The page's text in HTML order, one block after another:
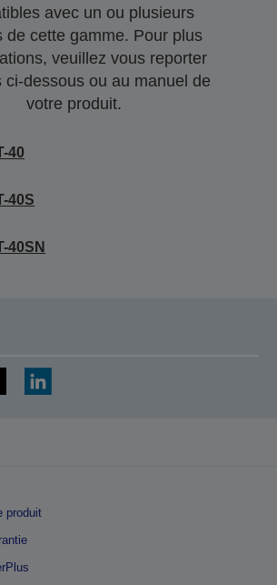
avec un ou plusieurs
de cette gamme. Pour plus
veuillez vous reporter
ci-dessous ou au manuel de
votre produit.
40
40S
40SN
produit